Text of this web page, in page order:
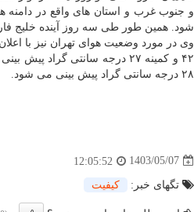
و جنوب غرب و استان های واقع در
شود. همین طور طی سه روز آینده خلیج
۲۸ درجه سانتی گراد پیش بینی می شود.
1403/05/07
12:05:52
تگهای خبر: كیفیت